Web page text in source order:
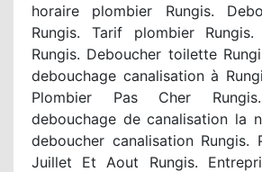
horaire plombier Rungis.
Rungis. Tarif plombier
Rungis. Deboucher toilette
debouchage canalisation à
Plombier Pas Cher
debouchage de canalisation la
deboucher canalisation Rungis.
Juillet Et Aout Rungis.